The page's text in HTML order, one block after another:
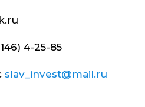
4-25-85
slav_invest@mail.ru